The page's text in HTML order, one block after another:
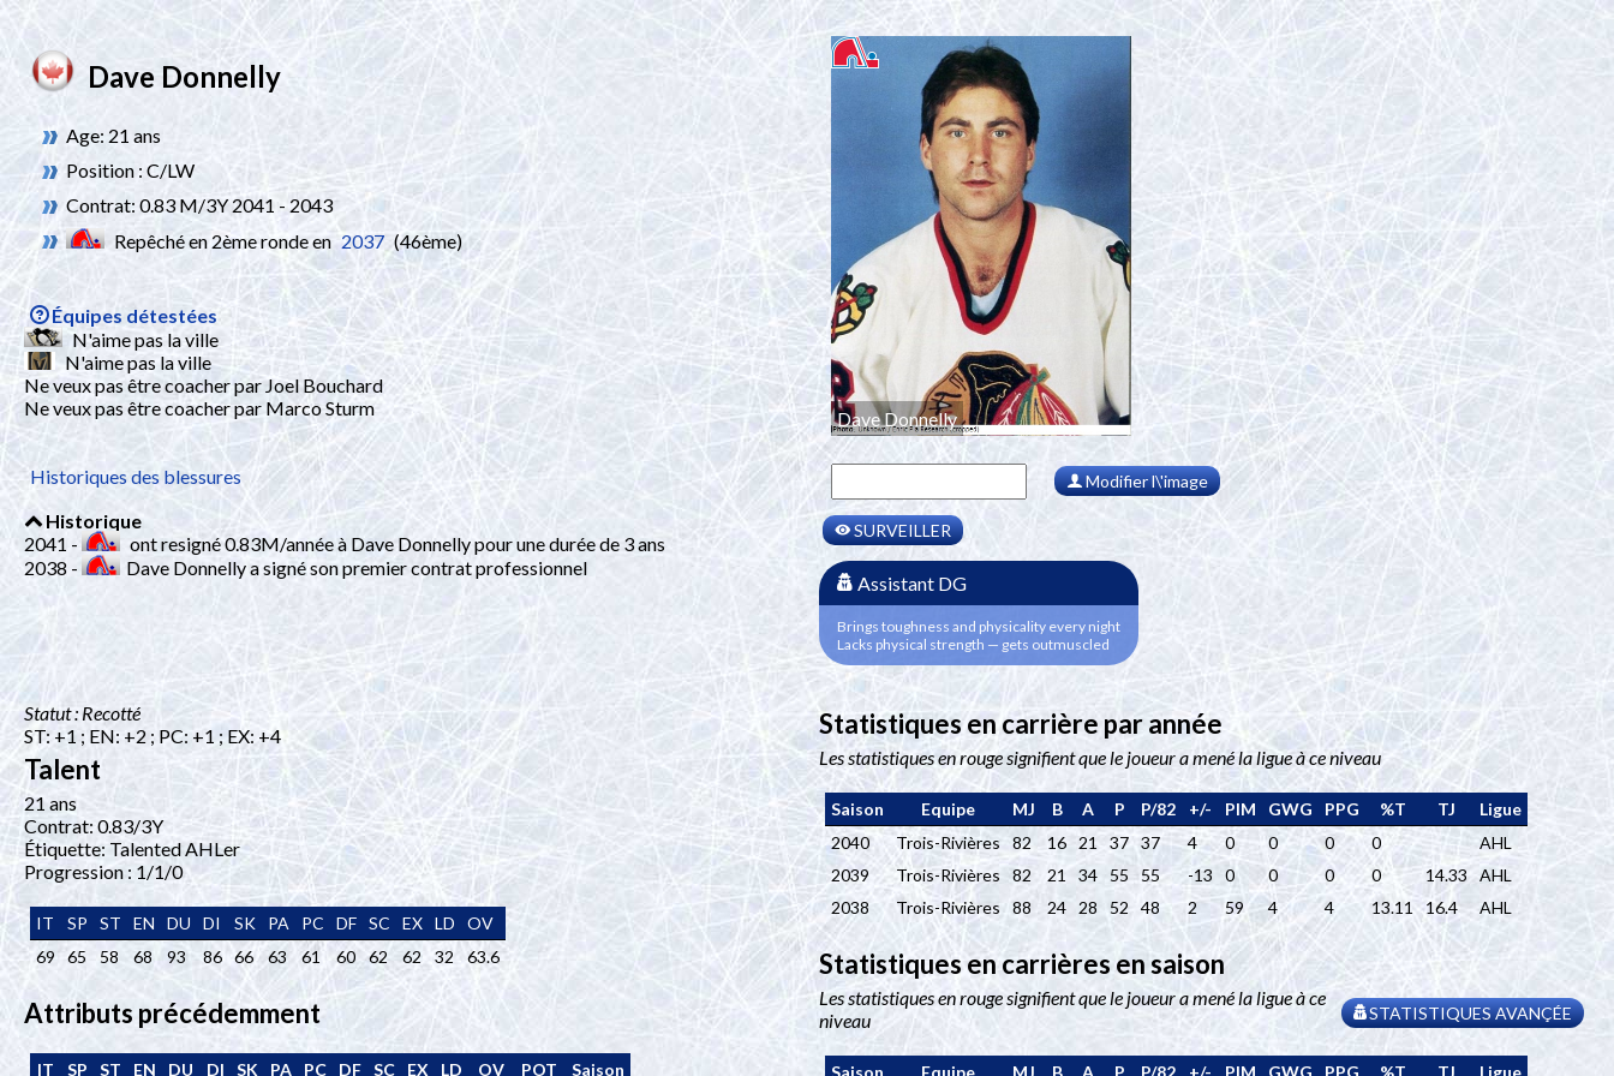
Dave Donnelly
Age: 21 ans
Position : C/LW
Contrat: 0.83 M/3Y 2041 - 2043
Repêché en 2ème ronde en 2037 (46ème)
Équipes détestées
N'aime pas la ville
N'aime pas la ville
Ne veux pas être coacher par Joel Bouchard
Ne veux pas être coacher par Marco Sturm
Historiques des blessures
Historique
2041 -
ont resigné 0.83M/année à Dave Donnelly pour une durée de 3 ans
2038 -
Dave Donnelly a signé son premier contrat professionnel
Dave Donnelly
Modifier l\'image
SURVEILLER
Assistant DG
Brings toughness and physicality every night
Lacks physical strength — gets outmuscled
Statut : Recotté
ST: +1 ; EN: +2 ; PC: +1 ; EX: +4
Talent
21 ans
Contrat: 0.83/3Y
Étiquette: Talented AHLer
Progression : 1/1/0
IT SP ST EN DU DI SK PA PC DF SC EX LD
OV
69
65 58 68 93 86 66 63 61 60 62 62 32 63.6
Attributs précédemment
IT SP ST EN DU DI SK PA PC DF SC EX LD OV POT Saison
Statistiques en carrière par année
Les statistiques en rouge signifient que le joueur a mené la ligue à ce niveau
Saison Equipe MJ B A P P/82 +/- PIM GWG PPG %T TJ
Ligue
2040
Trois-Rivières 82 16 21 37 37 4 0 0 0 0
AHL
2039
Trois-Rivières 82 21 34 55 55 -13 0 0 0 0 14.33
AHL
2038
Trois-Rivières 88 24 28 52 48 2 59 4 4 13.11 16.4 AHL
Statistiques en carrières en saison
STATISTIQUES AVANÇÉE
Les statistiques en rouge signifient que le joueur a mené la ligue à ce
niveau